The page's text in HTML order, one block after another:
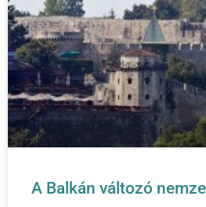
A Balkán változó